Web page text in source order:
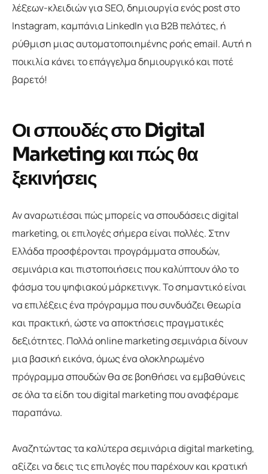
λέξεων-κλειδιών για SEO, δημιουργία ενός post στο
Instagram, καμπάνια LinkedIn για B2B πελάτες, ή
ρύθμιση μιας αυτοματοποιημένης ροής email. Αυτή η
ποικιλία κάνει το επάγγελμα δημιουργικό και ποτέ
βαρετό!
Οι σπουδές στο Digital
Marketing και πώς θα
ξεκινήσεις
Αν αναρωτιέσαι πώς μπορείς να σπουδάσεις digital
marketing, οι επιλογές σήμερα είναι πολλές. Στην
Ελλάδα προσφέρονται προγράμματα σπουδών,
σεμινάρια και πιστοποιήσεις που καλύπτουν όλο το
φάσμα του ψηφιακού μάρκετινγκ. Το σημαντικό είναι
να επιλέξεις ένα πρόγραμμα που συνδυάζει θεωρία
και πρακτική, ώστε να αποκτήσεις πραγματικές
δεξιότητες. Πολλά online marketing σεμινάρια δίνουν
μια βασική εικόνα, όμως ένα ολοκληρωμένο
πρόγραμμα σπουδών θα σε βοηθήσει να εμβαθύνεις
σε όλα τα είδη του digital marketing που αναφέραμε
παραπάνω.
Αναζητώντας τα καλύτερα σεμινάρια digital marketing,
αξίζει να δεις τις επιλογές που παρέχουν και κρατική